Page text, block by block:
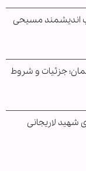
اندیشمند مسیحی
عمان؛ جزئیات و شروط
شهید لاریجانی